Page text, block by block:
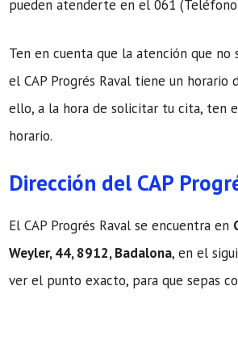
pueden atenderte en el 061
Ten en cuenta que la atención que no
el CAP Progrés Raval tiene un horario
ello, a la hora de solicitar tu cita, ten
horario.
Dirección del CAP
El CAP Progrés Raval se encuentra en
Weyler, 44, 8912, Badalona, en el
ver el punto exacto, para que sepas